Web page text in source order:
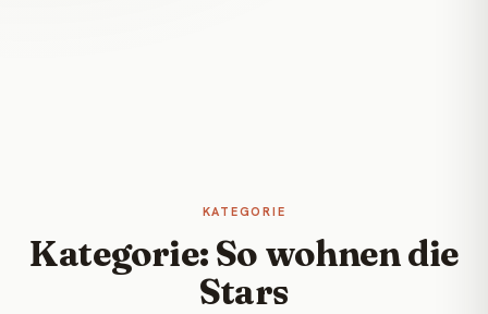
KATEGORIE
Kategorie: So wohnen die
Stars